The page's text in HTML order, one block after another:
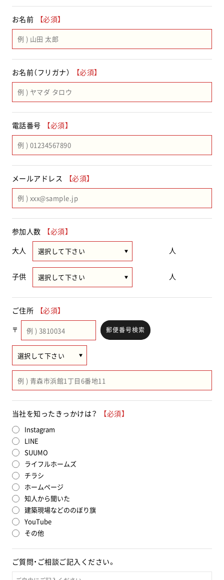
お名前 【必須】
お名前（フリガナ） 【必須】
電話番号 【必須】
メールアドレス 【必須】
参加人数
【必須】
大人
人
子供 人
ご住所 【必須】
〒 郵便番号検索
当社を知ったきっかけは？ 【必須】
Instagram
LINE
SUUMO
ライフルホームズ
チラシ
ホームページ
知人から聞いた
建築現場などののぼり旗
YouTube
その他
ご質問・ご相談ご記入ください。